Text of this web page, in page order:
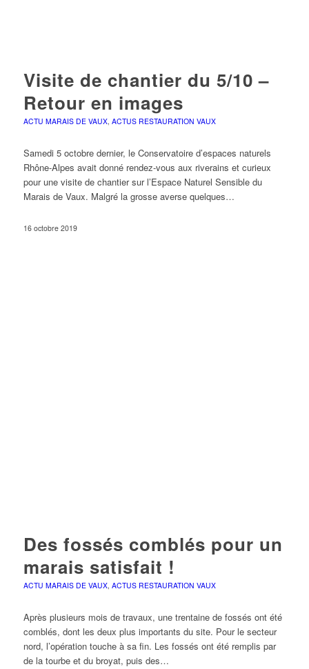
Visite de chantier du 5/10 –
Retour en images
ACTU MARAIS DE VAUX, ACTUS RESTAURATION VAUX
Samedi 5 octobre dernier, le Conservatoire d’espaces naturels
Rhône-Alpes avait donné rendez-vous aux riverains et curieux
pour une visite de chantier sur l’Espace Naturel Sensible du
Marais de Vaux. Malgré la grosse averse quelques…
16 octobre 2019
Des fossés comblés pour un
marais satisfait !
ACTU MARAIS DE VAUX, ACTUS RESTAURATION VAUX
Après plusieurs mois de travaux, une trentaine de fossés ont été
comblés, dont les deux plus importants du site. Pour le secteur
nord, l’opération touche à sa fin. Les fossés ont été remplis par
de la tourbe et du broyat, puis des…